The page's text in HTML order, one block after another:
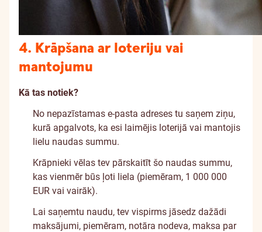
4. Krāpšana ar loteriju vai
mantojumu
Kā tas notiek?
No nepazīstamas e-pasta adreses tu saņem ziņu,
kurā apgalvots, ka esi laimējis loterijā vai mantojis
lielu naudas summu.
Krāpnieki vēlas tev pārskaitīt šo naudas summu,
kas vienmēr būs ļoti liela (piemēram, 1 000 000
EUR vai vairāk).
Lai saņemtu naudu, tev vispirms jāsedz dažādi
maksājumi, piemēram, notāra nodeva, maksa par